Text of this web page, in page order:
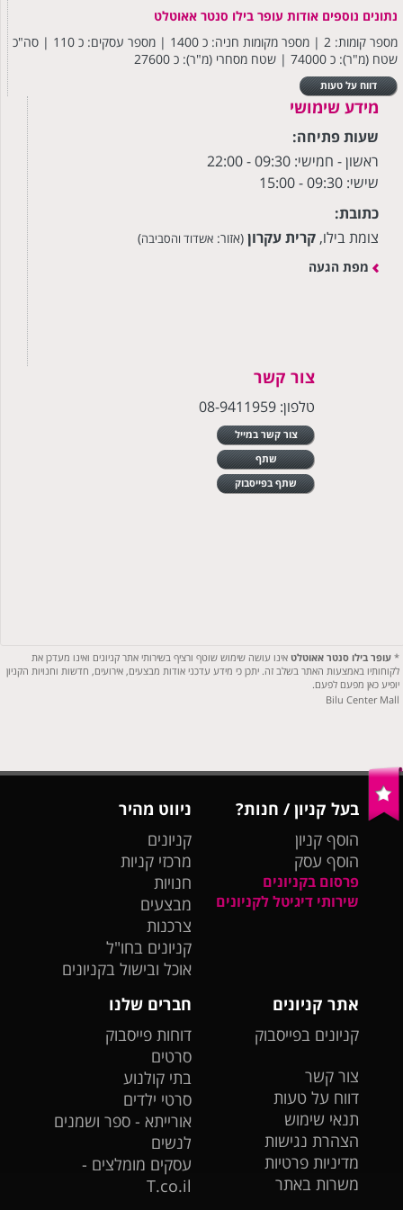
נתונים נוספים אודות עופר בילו סנטר אאוטלט
מספר קומות: 2 | מספר מקומות חניה: כ 1400 | מספר עסקים: כ 110 | סה"כ
שטח (מ"ר): כ 74000 | שטח מסחרי (מ"ר): כ 27600
דווח על טעות
מידע שימושי
שעות פתיחה:
ראשון - חמישי: 09:30
- 22:00
שישי: 09:30 - 15:00
כתובת:
צומת בילו,קרית עקרון (אזור:אשדוד והסביבה)
מפת הגעה
צור קשר
טלפון: 08-9411959
צור קשר במייל
שתף
שתף בפייסבוק
*עופר בילו סנטר אאוטלט אינו עושה שימוש שוטף ורציף בשירותי אתר קניונים ואינו מעדכן את
לקוחותיו באמצעות האתר בשלב זה. יתכן כי מידע עדכני אודות מבצעים, אירועים, חדשות וחנויות הקניון
יופיע כאן מפעם לפעם.
Bilu Center Mall
בעל קניון / חנות?
הוסף קניון
הוסף עסק
פרסום בקניונים
שירותי דיגיטל לקניונים
ניווט מהיר
קניונים
מרכזי קניות
חנויות
מבצעים
צרכנות
קניונים בחו"ל
אוכל ובישול בקניונים
אתר קניונים
קניונים בפייסבוק
צור קשר
דווח על טעות
תנאי שימוש
הצהרת נגישות
מדיניות פרטיות
משרות באתר
חברים שלנו
דוחות פייסבוק
סרטים
בתי קולנוע
סרטי ילדים
אורייתא - ספר ושמנים
לנשים
עסקים מומלצים -
T.co.il